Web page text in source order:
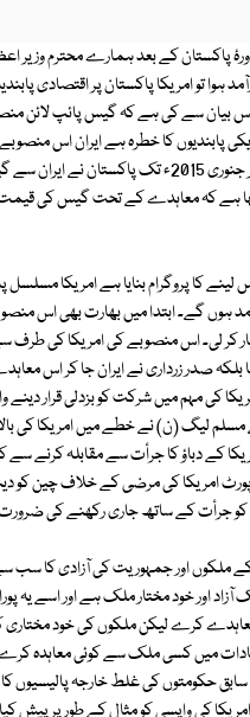
پاکستان کے بعد ہمارے محترم وزیر
ہوا تو امریکا پاکستان پر اقتصادی
اس بیان سے کی ہے کہ گیس پائپ لائن
ہے کہ معاہدے کے تحت گیس کی قیمت
کا پروگرام بنایا ہے امریکا مسلسل
ہوں گے۔ ابتدا میں بھارت بھی اس
کر لی۔ اس منصوبے کی امریکا کی
بلکہ صدر زرداری نے ایران جا کر اس
کی مہم میں شرکت کو بزدلی قرار
لیگ (ن) نے خطے میں امریکا کی
امریکا کی مرضی کے خلاف چین
کو جرأت کے ساتھ جاری رکھنے کی
ملکوں اور جمہوریت کی آزادی کا سب سے
آزاد اور خود مختار ملک ہے اور اسے
لیکن ملکوں کی خود مختاری کے
میں کسی ملک سے کوئی معاہدہ کرے۔
سابق حکومتوں کی غلط خارجہ